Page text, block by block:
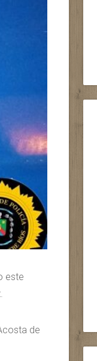
este
de